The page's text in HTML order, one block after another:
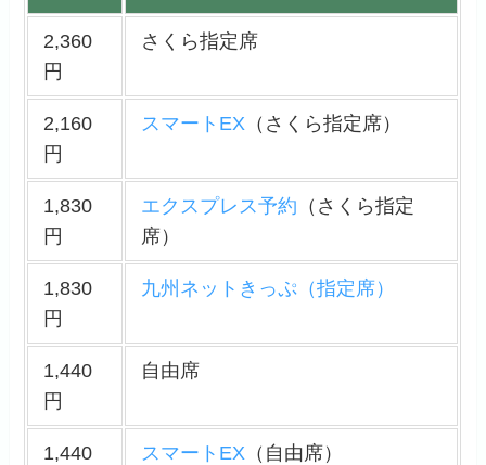
2,360
円
さくら指定席
2,160
円
スマートEX（さくら指定席）
1,830
円
エクスプレス予約 （さくら指定
席）
1,830
円
九州ネットきっぷ（指定席）
1,440
円
自由席
1,440
スマートEX（自由席）